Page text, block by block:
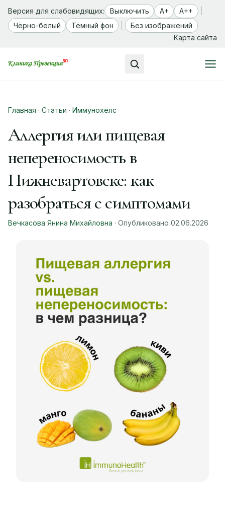
Версия для слабовидящих: Выключить A+ A++
Чёрно-белый
Тёмный фон
Без изображений
Карта сайта
Главная · Статьи · Иммунохелс
Аллергия или пищевая
непереносимость в
Нижневартовске: как
разобраться с симптомами
Вечкасова Янина Михайловна · Опубликовано 02.06.2026